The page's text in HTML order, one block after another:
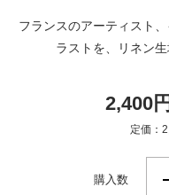
フランスのアーティスト
ラストを、リネン
2,400
定価：
購入数